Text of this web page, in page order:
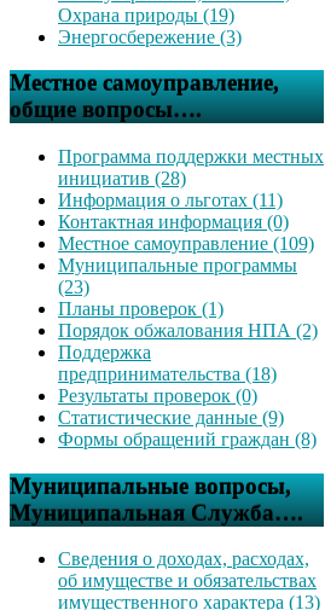
Охрана природы (19)
Энергосбережение (3)
Местное самоуправление,
общие вопросы….
Программа поддержки местных
инициатив (28)
Информация о льготах (11)
Контактная информация (0)
Местное самоуправление (109)
Муниципальные программы
(23)
Планы проверок (1)
Порядок обжалования НПА (2)
Поддержка
предпринимательства (18)
Результаты проверок (0)
Статистические данные (9)
Формы обращений граждан (8)
Муниципальные вопросы,
Муниципальная Служба….
Сведения о доходах, расходах,
об имуществе и обязательствах
имущественного характера (13)